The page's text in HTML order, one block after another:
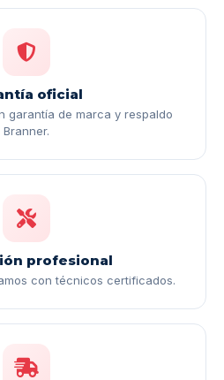
oficial
garantía de marca y respaldo
Branner.
profesional
con técnicos certificados.